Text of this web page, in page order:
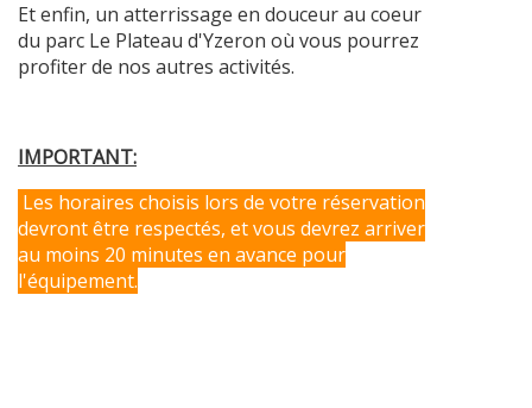
Et enfin, un atterrissage en douceur au coeur
du parc Le Plateau d'Yzeron où vous pourrez
profiter de nos autres activités.
IMPORTANT:
Les horaires choisis lors de votre réservation
devront être respectés, et vous devrez arriver
au moins 20 minutes en avance pour
l'équipement.